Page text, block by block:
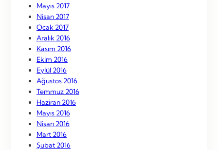
Mayıs 2017
Nisan 2017
Ocak 2017
Aralık 2016
Kasım 2016
Ekim 2016
Eylül 2016
Ağustos 2016
Temmuz 2016
Haziran 2016
Mayıs 2016
Nisan 2016
Mart 2016
Şubat 2016